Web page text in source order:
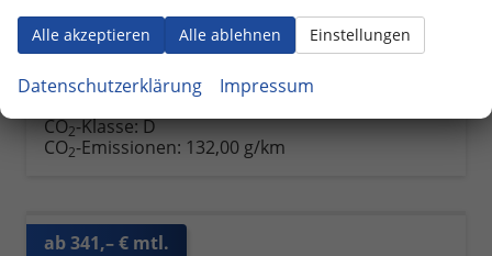
Kraftstoff Benzin Leistung 110 kW (150 PS)
38.280,– €
incl. 19% MwSt.
CO2-Klasse:D
CO2-Emissionen: 132,00 g/km
ab 341,– € mtl.
Alle akzeptieren Alle ablehnen Einstellungen
Datenschutzerklärung Impressum